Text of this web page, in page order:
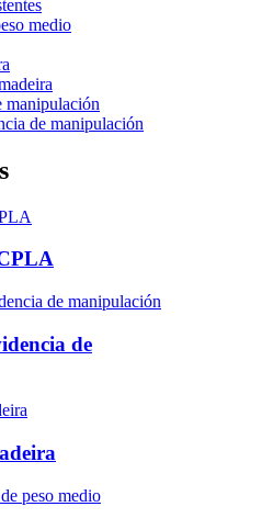
medio
manipulación
de manipulación
de